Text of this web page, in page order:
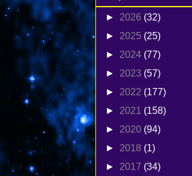
► 2026 (32)
► 2025 (25)
► 2024 (77)
► 2023 (57)
► 2022 (177)
► 2021 (158)
► 2020 (94)
► 2018 (1)
► 2017 (34)